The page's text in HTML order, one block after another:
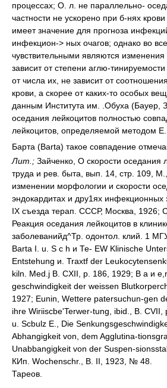
процессах; О. л. не параллельно-
частности не ускорено при б-нях
имеет значение для прогноза
инфекцион-> ных очагов; однако во
чувствительными являются
зависит от степени аглю-
от числа их, не зависит от
крови, а скорее от каких-то особых
данным Института им. .Обуха (Бауер,
оседания лейкоцитов полностью
лейкоцитов, определяемой методом
Барта (Barta) такое совпадение
Лит.; Зайченко, О скорости оседания
труда и рев. быта, вып. 14, стр. 109,
изменении морфологии и скорости
эндокардитах и дру1ях
IX съезда терап. СССР, Москва, 1926;
Реакция оседания лейкоцитов в
заболеванийд^Тр. одонтол. клий. 1
Barta I. u. S с h и Те- EW Klinische
Entstehung и. Traxtf der
kiln. Med.j В. СXII, p. 186, 1929; В а и
geschwindigkeit der weissen
1927; Eunin, Wettere patersuchun-gen
ihre Wiriiscbe'Terwer-tung, ibid., B.
u. Scbulz E., Die
Abhangigkeit von, dem Agglutina-
Unabbangigkeit von der Suspen-
КИп. Wochenschr., B. II, 1923, № 48.
Тареов.